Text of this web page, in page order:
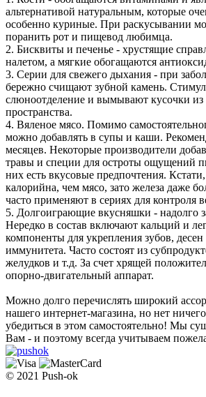
альтернативой натуральным, которые
особенно куриные. При раскусывании
поранить рот и пищевод любимца.
2. Бисквиты и печенье - хрустящие
налетом, а мягкие обогащаются
3. Серии для свежего дыхания - при
бережно счищают зубной камень.
слюноотделение и вымывают кусочки из
пространства.
4. Вяленое мясо. Помимо
можно добавлять в супы и каши.
месяцев. Некоторые производители
травы и специи для остроты ощущений
них есть вкусовые предпочтения.
калорийна, чем мясо, зато железа даже
часто применяют в сериях для контроля
5. Долгоиграющие вкусняшки - надолго
Нередко в состав включают кальций и
компоненты для укрепления зубов,
иммунитета. Часто состоят из
желудков и т.д. За счет хрящей
опорно-двигательный аппарат.
Можно долго перечислять широкий
нашего интернет-магазина, но нет
убедиться в этом самостоятельно! Мы
Вам - и поэтому всегда учитываем
© 2021 Push-ok